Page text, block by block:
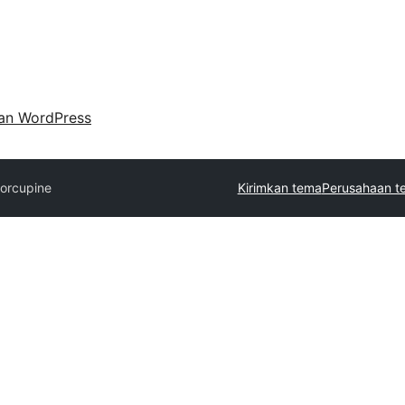
WordPress
Kirimkan temaPerusahaan